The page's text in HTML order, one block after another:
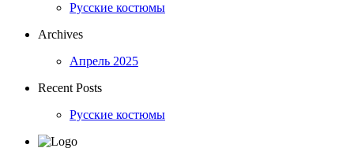
Русские костюмы
Archives
Апрель 2025
Recent Posts
Русские костюмы